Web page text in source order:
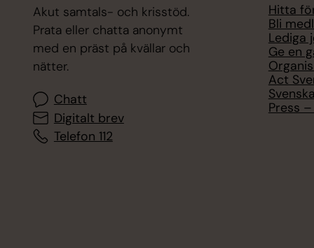
Akut samtals- och krisstöd.
Prata eller chatta anonymt
med en präst på kvällar och
nätter.
Chatt
Digitalt brev
Telefon 112
Hitta
Bli
Lediga
Ge en
Act
Press